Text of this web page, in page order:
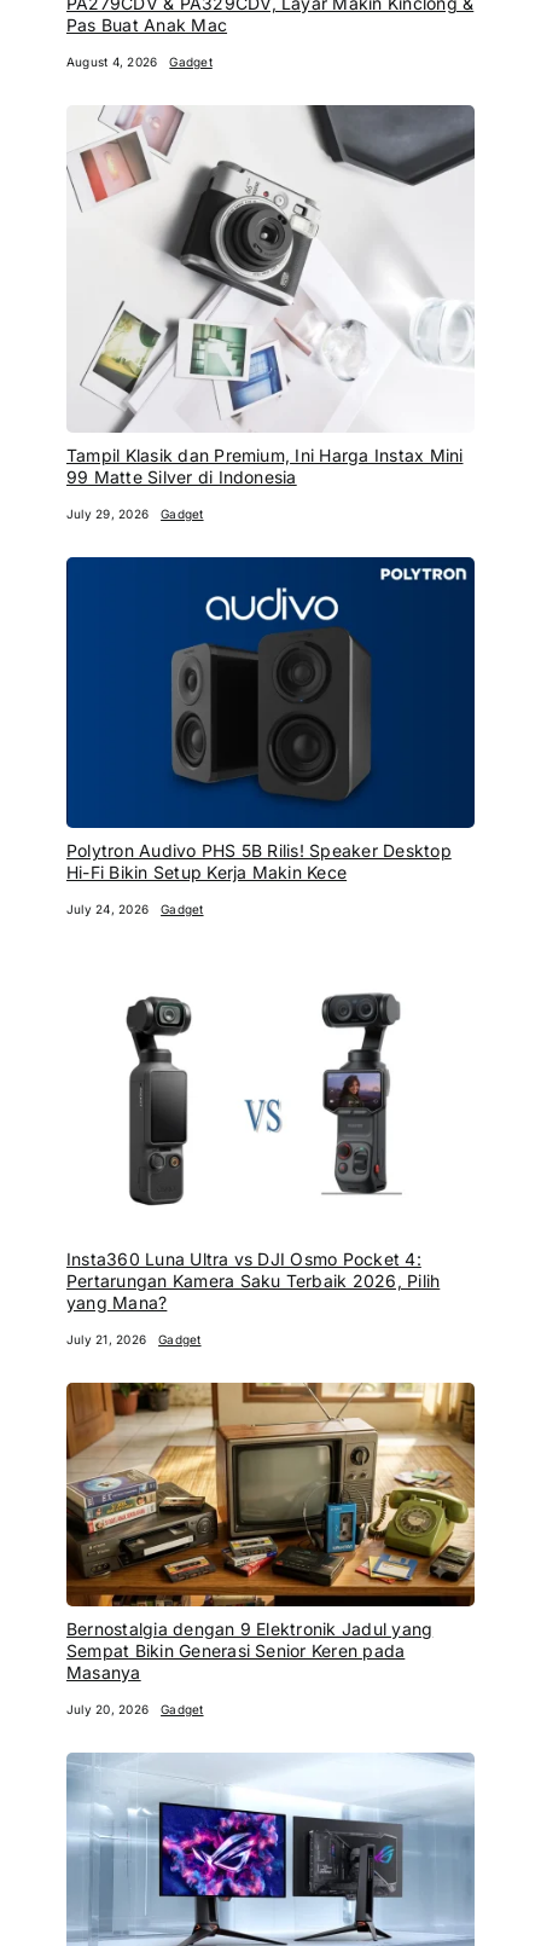
Pas Buat Anak Mac
August 4, 2026 Gadget
Tampil Klasik dan Premium, Ini Harga Instax Mini
99 Matte Silver di Indonesia
July 29, 2026 Gadget
Polytron Audivo PHS 5B Rilis! Speaker Desktop
Hi-Fi Bikin Setup Kerja Makin Kece
July 24, 2026 Gadget
Insta360 Luna Ultra vs DJI Osmo Pocket 4:
Pertarungan Kamera Saku Terbaik 2026, Pilih
yang Mana?
July 21, 2026 Gadget
Bernostalgia dengan 9 Elektronik Jadul yang
Sempat Bikin Generasi Senior Keren pada
Masanya
July 20, 2026 Gadget